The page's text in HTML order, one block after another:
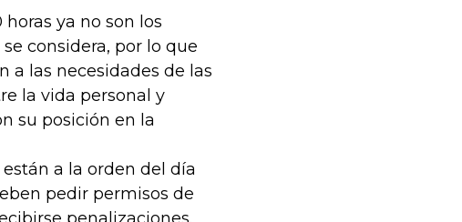
horas ya no son los
considera, por lo que
a las necesidades de las
la vida personal y
su posición en la
a la orden del día
pedir permisos de